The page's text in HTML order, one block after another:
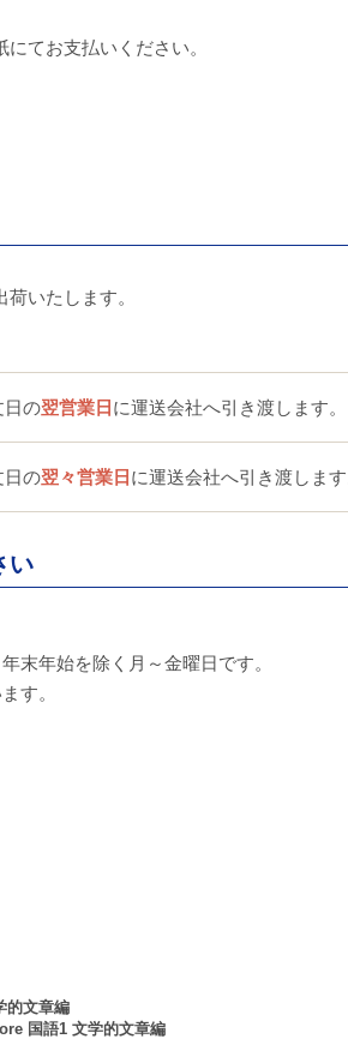
てお支払いください。
いたします。
日の翌営業日 に運送会社へ引き渡します。
日の翌々営業日 に運送会社へ引き渡します
い
末年始を除く月～金曜日です。
す。
的文章編
国語1 文学的文章編